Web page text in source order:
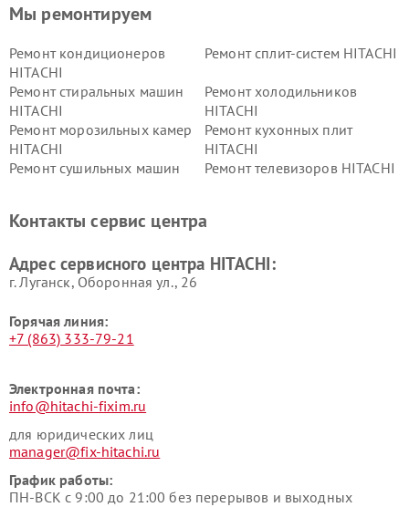
Мы ремонтируем
Ремонт кондиционеров
HITACHI
Ремонт сплит-систем HITACHI
Ремонт стиральных машин
HITACHI
Ремонт холодильников
HITACHI
Ремонт морозильных камер
HITACHI
Ремонт кухонных плит
HITACHI
Ремонт сушильных машин
Ремонт телевизоров HITACHI
данных HITACHI
HITACHI
HITACHI
HITACHI
Контакты сервис центра
Адрес сервисного центра HITACHI:
г. Луганск, Оборонная ул., 26
Горячая линия:
+7 (863) 333-79-21
Электронная почта:
info@hitachi-fixim.ru
для юридических лиц
manager@fix-hitachi.ru
График работы:
ПН-ВСК с 9:00 до 21:00 без перерывов и выходных